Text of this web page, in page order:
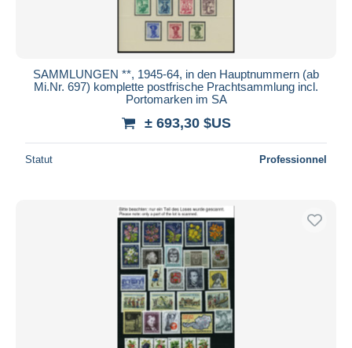
SAMMLUNGEN **, 1945-64, in den Hauptnummern (ab
Mi.Nr. 697) komplette postfrische Prachtsammlung incl.
Portomarken im SA
± 693,30 $US
Statut Professionnel